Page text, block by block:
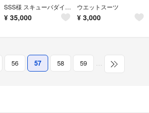
SSS様 スキューバダイビング レギュレーター
¥ 35,000
ウエットスーツ
¥ 3,000
56 57 58 59 …